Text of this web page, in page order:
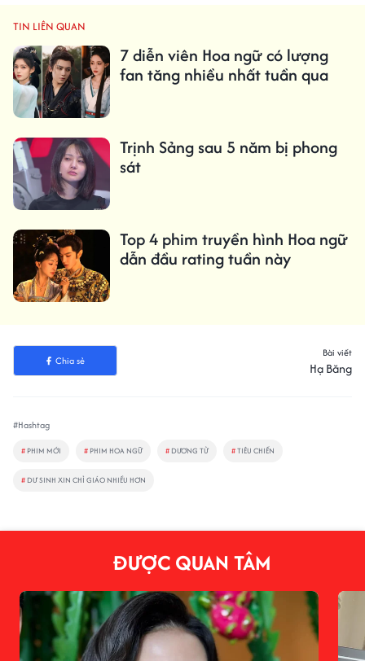
TIN LIÊN QUAN
7 diễn viên Hoa ngữ có lượng
fan tăng nhiều nhất tuần qua
Trịnh Sảng sau 5 năm bị phong
sát
Top 4 phim truyền hình Hoa ngữ
dẫn đầu rating tuần này
Chia sẻ
Bài viết
Hạ Băng
#Hashtag
# PHIM MỚI # PHIM HOA NGỮ # DƯƠNG TỬ #TIÊU CHIẾN
# DƯ SINH XIN CHỈ GIÁO NHIỀU HƠN
ĐƯỢC QUAN TÂM